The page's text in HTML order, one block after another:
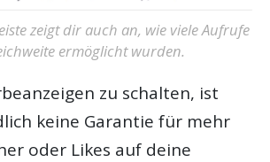
zeigt dir auch an, wie viele Aufrufe
ermöglicht wurden.
zu schalten, ist
keine Garantie für mehr
oder Likes auf deine